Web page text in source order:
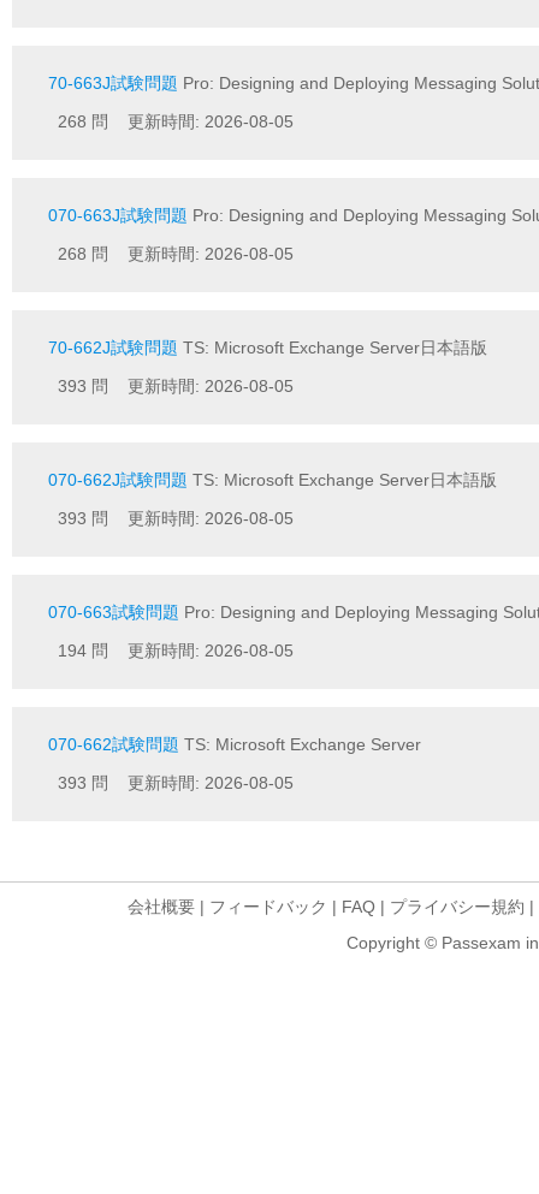
70-663J試験問題 Pro: Designing and Deploying Messaging
268 問 更新時間: 2026-08-05
070-663J試験問題 Pro: Designing and Deploying Messaging
268 問 更新時間: 2026-08-05
70-662J試験問題 TS: Microsoft Exchange Server日本語版
393 問 更新時間: 2026-08-05
070-662J試験問題 TS: Microsoft Exchange Server日本語版
393 問 更新時間: 2026-08-05
070-663試験問題 Pro: Designing and Deploying Messaging
194 問 更新時間: 2026-08-05
070-662試験問題 TS: Microsoft Exchange Server
393 問 更新時間: 2026-08-05
会社概要 | フィードバック | FAQ | プライバシー規約 |
Copyright © Passexam